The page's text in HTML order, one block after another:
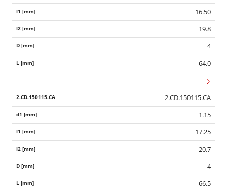
16.50
19.8
4
64.0
2.CD.150115.CA
1.15
17.25
20.7
4
66.5